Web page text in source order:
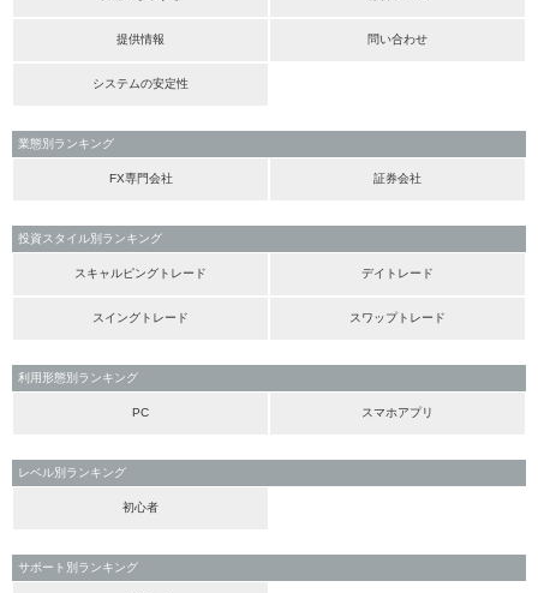
提供情報 問い合わせ
システムの安定性
業態別ランキング
FX専門会社 証券会社
投資スタイル別ランキング
スキャルピングトレード デイトレード
スイングトレード スワップトレード
利用形態別ランキング
PC スマホアプリ
レベル別ランキング
初心者
サポート別ランキング